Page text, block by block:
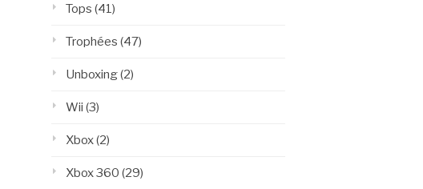
Tops (41)
Trophées (47)
Unboxing(2)
Wii (3)
Xbox(2)
Xbox 360 (29)